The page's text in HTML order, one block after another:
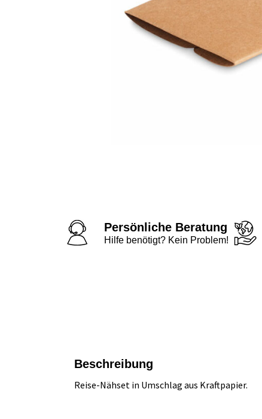
Persönliche Beratung
Hilfe benötigt? Kein Problem!
Beschreibung
Reise-Nähset in Umschlag aus Kraftpapier.